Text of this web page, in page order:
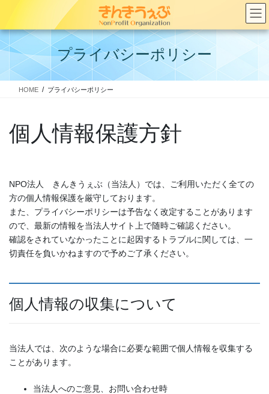
テ
ン
へ
ス
ゲ
ー
ョ
ン
プライバシーポリシー
HOME プライバシーポリシー
個人情報保護方針
NPO法人 きんきうぇぶ（当法人）では、ご利用いただく全ての
方の個人情報保護を厳守しております。
また、プライバシーポリシーは予告なく改定することがあります
ので、最新の情報を当法人サイト上で随時ご確認ください。
確認をされていなかったことに起因するトラブルに関しては、一
切責任を負いかねますので予めご了承ください。
個人情報の収集について
当法人では、次のような場合に必要な範囲で個人情報を収集する
ことがあります。
当法人へのご意見、お問い合わせ時